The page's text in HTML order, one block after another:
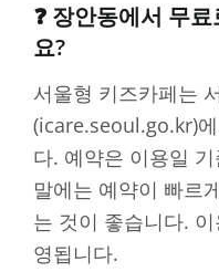
❓ 장안동에서 무
요?
서울형 키즈카페는
(icare.seoul.go.kr)
다. 예약은 이용일
말에는 예약이 빠르
는 것이 좋습니다.
영됩니다.